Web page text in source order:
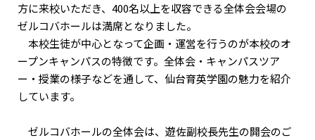
方に来校いただき、400名以上を収容できる全体会会場の
ゼルコバホールは満席となりました。
本校生徒が中心となって企画・運営を行うのが本校のオ
ープンキャンパスの特徴です。全体会・キャンパスツア
ー・授業の様子などを通して、仙台育英学園の魅力を紹介
しています。
ゼルコバホールの全体会は、遊佐副校長先生の開会のご